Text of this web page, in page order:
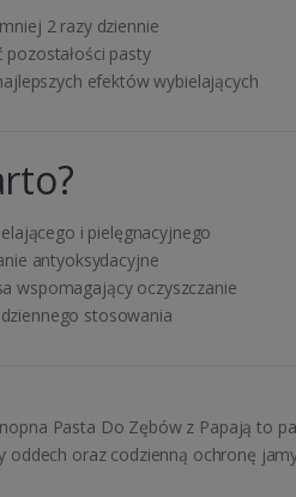
2 razy dziennie
pasty
efektów wybielających
i pielęgnacyjnego
antyoksydacyjne
wspomagający oczyszczanie
stosowania
Pasta Do Zębów z Papają to
oddech oraz codzienną ochronę